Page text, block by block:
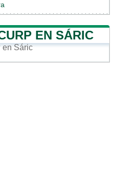
EN SÁRIC
en Sáric